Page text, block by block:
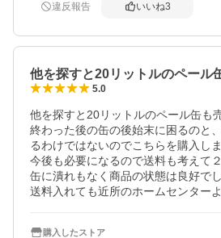
違反報告 いいね3
他を探すと20リットルのペール
5.0
他を探すと20リットルのペール缶も
終わった後の缶の後始末に困るのと
るわけではないのでこちらを購入しま
今後も必要になるので送料も考えて
缶に潰れもなく商品の状態は良好でし
送料入れても近所のホームセンター
購入したストア